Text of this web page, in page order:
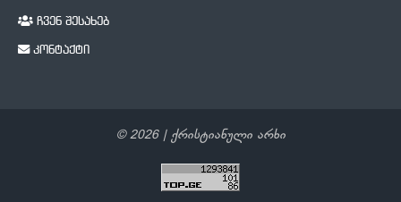
ჩვენ შესახებ
კონტაქტი
©2026| ქრისტიანული არხი